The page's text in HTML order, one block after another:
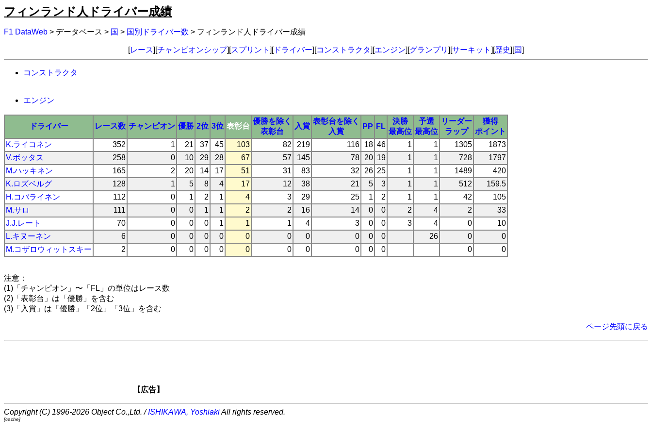
フィンランド人ドライバー成績
F1 DataWeb > データベース > 国 > 国別ドライバー数 > フィンランド人ドライバー成績
[レース][チャンピオンシップ][スプリント ][ドライバー][コンストラクタ][エンジン][グランプリ ][サーキット ][歴史][国]
コンストラクタ
エンジン
ドライバー レース数 チャンピオン 優勝 2位 3位 表彰台
優勝を除く
表彰台
入賞
表彰台を除く
入賞
PP FL
決勝
最高位
予選
最高位
リーダー
ラップ
獲得
ポイント
K.ライコネン
352 1 21 37 45 103 82 219 116 18 46 1 1 1305
1873
V.ボッタス
258 0 10 29 28 67 57 145 78 20 19 1 1 728
1797
M.ハッキネン
165 2 20 14 17 51 31 83 32 26 25 1 1 1489
420
K.ロズベルグ
128 1 5 8 4 17 12 38 21 5 3 1 1 512
159.5
H.コバライネン
112 0 1 2 1 4 3 29 25 1 2 1 1 42
105
M.サロ
111 0 0 1 1 2 2 16 14 0 0 2 4 2
33
J.J.レート
70 0 0 0 1 1 1 4 3 0 0 3 4 0
10
L.キヌーネン
6 0 0 0 0 0 0 0 0 0 0 26 0
0
M.コザロウィットスキー
2 0 0 0 0 0 0 0 0 0 0 0 0
注意：
(1)「チャンピオン」〜「FL」の単位はレース数
(2)「表彰台」は「優勝」を含む
(3)「入賞」は「優勝」「2位」「3位」を含む
ページ先頭に戻る
【広告】
Copyright (C) 1996-2026 Object Co.,Ltd. /ISHIKAWA, YoshiakiAll rights reserved.
[cache]